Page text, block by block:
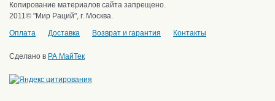
Копирование материалов сайта запрещено.
2011© "Мир Раций", г. Москва.
Оплата
Доставка Возврат и гарантия Контакты
Сделано в РА МайТек